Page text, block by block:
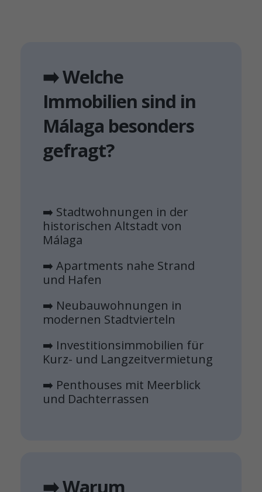
➡️ Welche
Immobilien sind in
Málaga besonders
gefragt?
➡️ Stadtwohnungen in der
historischen Altstadt von
Málaga
➡️ Apartments nahe Strand
und Hafen
➡️ Neubauwohnungen in
modernen Stadtvierteln
➡️ Investitionsimmobilien für
Kurz- und Langzeitvermietung
➡️ Penthouses mit Meerblick
und Dachterrassen
➡️ Warum